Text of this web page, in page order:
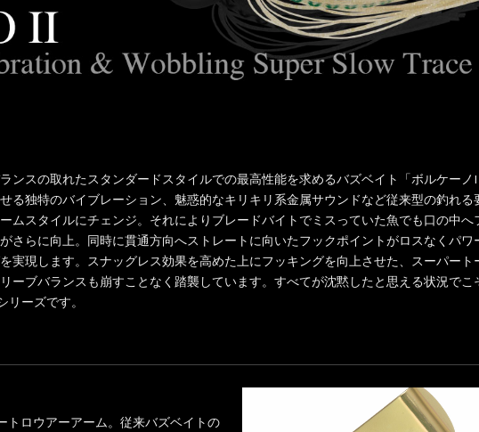
ンスの取れたスタンダードスタイルでの最高性能を求めるバズベイト「ボルケーノ
る独特のバイブレーション、魅惑的なキリキリ系金属サウンドなど従来型の釣れる
ムスタイルにチェンジ。それによりブレードバイトでミスっていた魚でも口の中へ
さらに向上。同時に貫通方向へストレートに向いたフックポイントがロスなくパワ
実現します。スナッグレス効果を高めた上にフッキングを向上させた、スーパート
ーブバランスも崩すことなく踏襲しています。すべてが沈黙したと思える状況でこ
ーズです。
トロウアーアーム。従来バズベイトの